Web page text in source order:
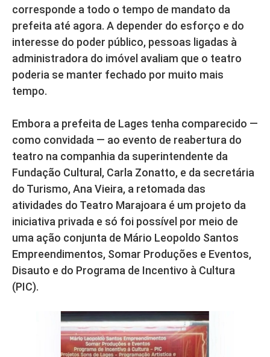
corresponde a todo o tempo de mandato da
prefeita até agora. A depender do esforço e do
interesse do poder público, pessoas ligadas à
administradora do imóvel avaliam que o teatro
poderia se manter fechado por muito mais
tempo.
Embora a prefeita de Lages tenha comparecido —
como convidada — ao evento de reabertura do
teatro na companhia da superintendente da
Fundação Cultural, Carla Zonatto, e da secretária
do Turismo, Ana Vieira, a retomada das
atividades do Teatro Marajoara é um projeto da
iniciativa privada e só foi possível por meio de
uma ação conjunta de Mário Leopoldo Santos
Empreendimentos, Somar Produções e Eventos,
Disauto e do Programa de Incentivo à Cultura
(PIC).